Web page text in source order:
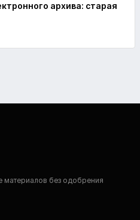
архива: старая
материалов без одобрения